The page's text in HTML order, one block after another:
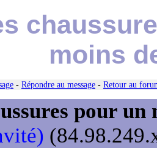
moins
- Répondre au message - Retour au
pour